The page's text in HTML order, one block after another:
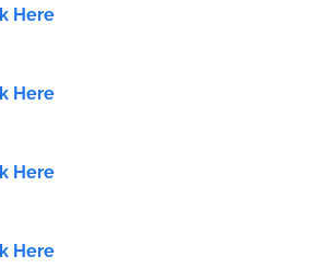
Here
Here
Here
Here